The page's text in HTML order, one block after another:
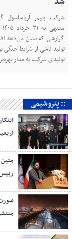
شرکت پلیمر
گزارشی که نشان می‌دهد
تولید ناشی از شرایط
تولیدی شرکت به مدار
:: پتروشیمی